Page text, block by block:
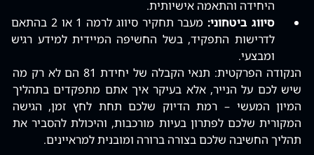
היחידה והתאמה אישיותית.
סיווג ביטחוני:
מעבר תחקיר סיווג לרמה 1 או 2 בהתאם
לדרישות התפקיד, בשל החשיפה המיידית למידע רגיש
ומבצעי.
הנקודה הפרקטית: תנאי הקבלה של יחידת 81 הם לא רק מה
שיש לכם על הנייר, אלא בעיקר איך אתם מתפקדים בתהליך
המיון המעשי – רמת הדיוק שלכם תחת לחץ זמן, הגישה
המקורית שלכם לפתרון בעיות מורכבות, והיכולת להסביר את
תהליך החשיבה שלכם בצורה ברורה ומובנית למראיינים.